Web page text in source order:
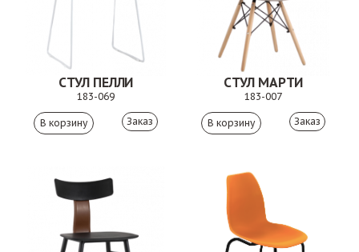
СТУЛ ПЕЛЛИ
183-069
Заказ
СТУЛ МАРТИ
183-007
Заказ